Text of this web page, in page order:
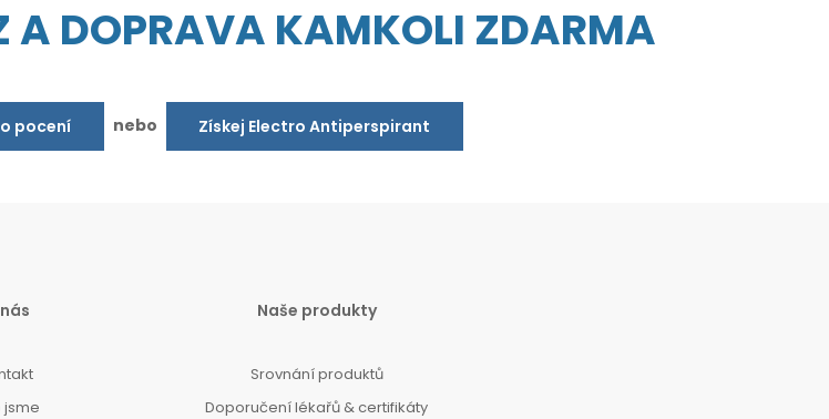
A DOPRAVA KAMKOLI ZDARMA
pocení nebo Získej Electro Antiperspirant
jsme
Naše produkty
Srovnání produktů
Doporučení lékařů & certifikáty